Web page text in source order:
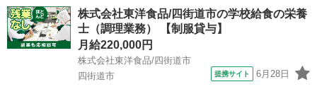
株式会社東洋食品/四街道市の学校給食の栄養
士（調理業務） 【制服貸与】
月給220,000円
株式会社東洋食品/四街道市
四街道市
提携サイト 6月28日